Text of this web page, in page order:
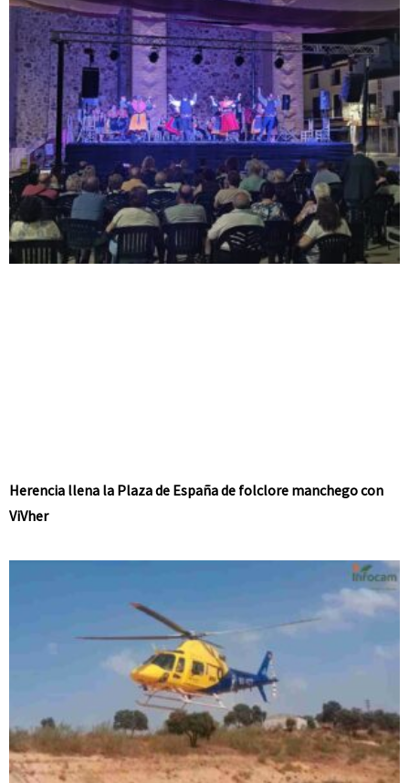
Herencia llena la Plaza de España de folclore manchego con
ViVher